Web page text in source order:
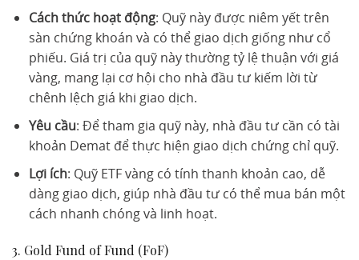
Cách thức hoạt động: Quỹ này được niêm yết trên
sàn chứng khoán và có thể giao dịch giống như cổ
phiếu. Giá trị của quỹ này thường tỷ lệ thuận với giá
vàng, mang lại cơ hội cho nhà đầu tư kiếm lời từ
chênh lệch giá khi giao dịch.
Yêu cầu: Để tham gia quỹ này, nhà đầu tư cần có tài
khoản Demat để thực hiện giao dịch chứng chỉ quỹ.
Lợi ích: Quỹ ETF vàng có tính thanh khoản cao, dễ
dàng giao dịch, giúp nhà đầu tư có thể mua bán một
cách nhanh chóng và linh hoạt.
3. Gold Fund of Fund (FoF)